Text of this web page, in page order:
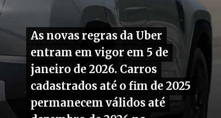
As novas regras da Uber
entram em vigor em 5 de
janeiro de 2026. Carros
cadastrados até o fim de 2025
permanecem válidos até
As novas regras da Uber
entram em vigor em 5 de
janeiro de 2026. Carros
cadastrados até o fim de 2025
permanecem válidos até